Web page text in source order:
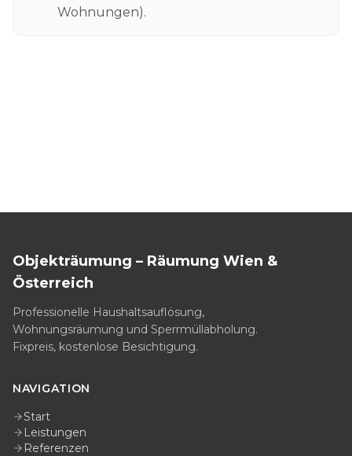
Wohnungen).
Objekträumung – Räumung Wien &
Österreich
Professionelle Haushaltsauflösung,
Wohnungsräumung und Sperrmüllabholung.
Fixpreis, kostenlose Besichtigung.
NAVIGATION
Start
Leistungen
Referenzen